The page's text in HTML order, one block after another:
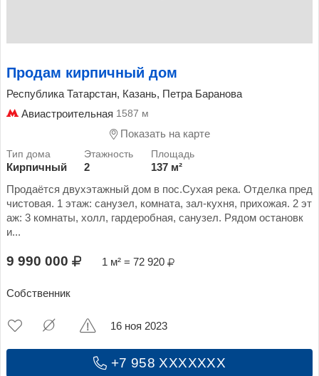
Продам кирпичный дом
Республика Татарстан, Казань, Петра Баранова
Авиастроительная 1587 м
Показать на карте
Кирпичный 2
137 м²
Продаётся двухэтажный дом в пос.Сухая река. Отделка пред
чистовая. 1 этаж: санузел, комната, зал-кухня, прихожая. 2 эт
аж: 3 комнаты, холл, гардеробная, санузел. Рядом остановк
и...
9 990 000 1 м² = 72 920
Собственник
+7 958 XXXXXXX
16 ноя 2023